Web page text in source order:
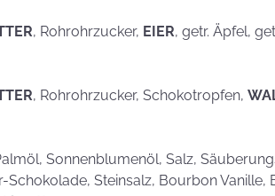
Postkarten?
, Rohrohrzucker, EIER, getr. Äpfel,
, Rohrohrzucker, Schokotropfen,
Sonnenblumenöl, Salz,
Schokolade, Steinsalz, Bourbon Vanille,